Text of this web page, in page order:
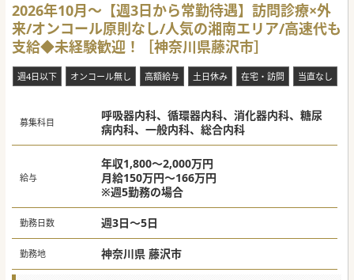
2026年10月～【週3日から常勤待遇】訪問診療×外
来/オンコール原則なし/人気の湘南エリア/高速代も
支給◆未経験歓迎！［神奈川県藤沢市］
週4日以下 オンコール無し 高額給与 土日休み 在宅・訪問 当直なし
募集科目
呼吸器内科、循環器内科、消化器内科、糖尿
病内科、一般内科、総合内科
給与
年収1,800～2,000万円
月給150万円～166万円
※週5勤務の場合
勤務日数 週3日～5日
勤務地 神奈川県 藤沢市